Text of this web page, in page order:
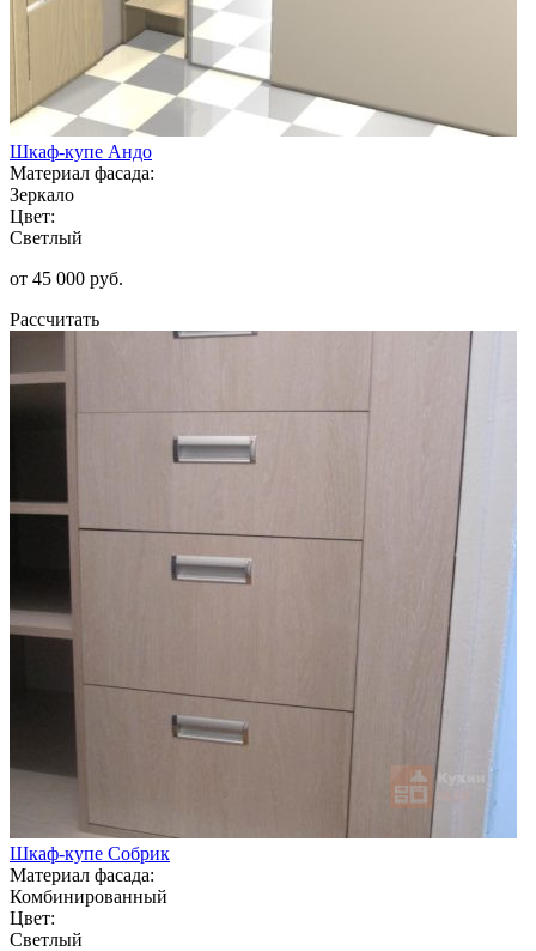
Шкаф-купе Андо
Материал фасада:
Зеркало
Цвет:
Светлый
от 45 000 руб.
Рассчитать
Шкаф-купе Собрик
Материал фасада:
Комбинированный
Цвет:
Светлый